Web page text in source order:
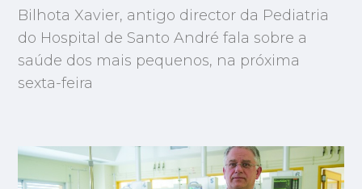
Bilhota Xavier, antigo director da Pediatria
do Hospital de Santo André fala sobre a
saúde dos mais pequenos, na próxima
sexta-feira